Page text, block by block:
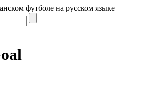
футболе на русском языке